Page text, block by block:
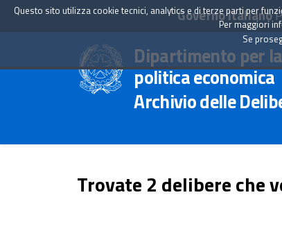
Governo Italiano
Dipartimento per
politica economica
Archivio delle
Trovate 2 delibere
Questo sito utilizza cookie tecnici, analytics e di terze parti per
Per maggiori
Se